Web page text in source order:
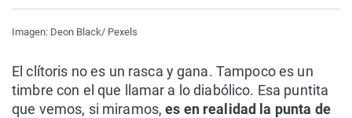
Imagen: Deon Black/ Pexels
El clítoris no es un rasca y gana. Tampoco es un
timbre con el que llamar a lo diabólico. Esa puntita
que vemos, si miramos,es en realidad la punta de